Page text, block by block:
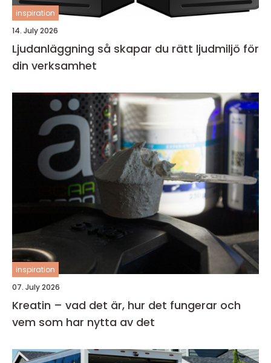
inspiration
14. July 2026
Ljudanläggning så skapar du rätt ljudmiljö för
din verksamhet
inspiration
07. July 2026
Kreatin – vad det är, hur det fungerar och
vem som har nytta av det